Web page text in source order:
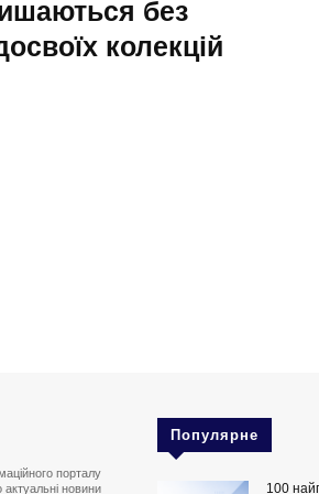
без
колекцій
порталу
актуальні новини
Популярне
100